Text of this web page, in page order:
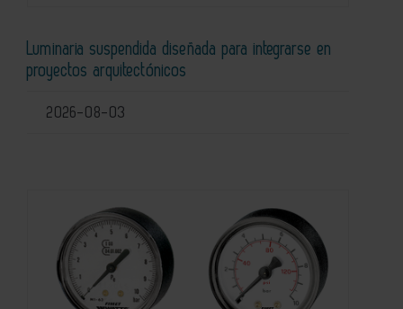
Luminaria suspendida diseñada para integrarse en
proyectos arquitectónicos
2026-08-03